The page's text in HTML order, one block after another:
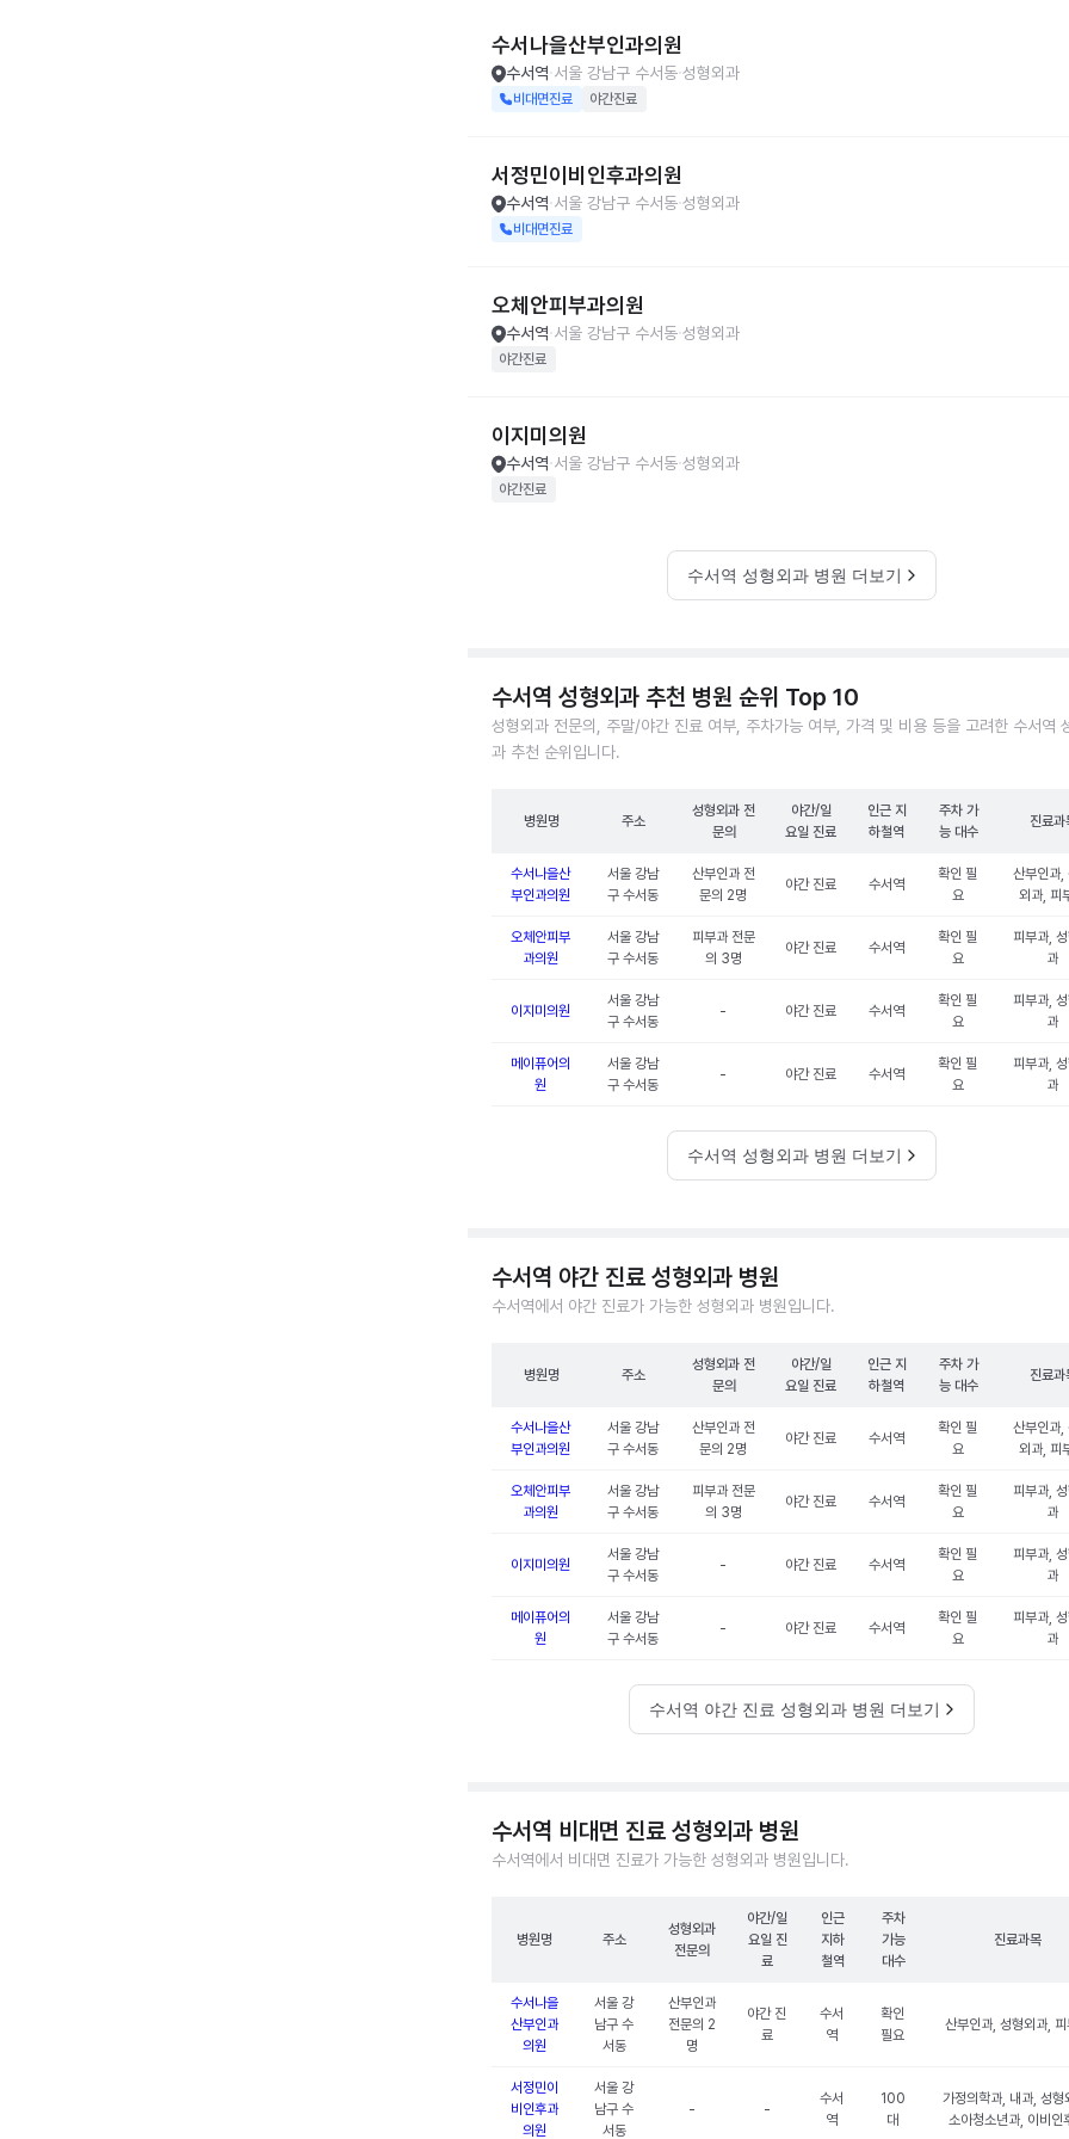
수서나을산부인과의원
수서역 서울 강남구 수서동 성형외과
비대면진료 야간진료
서정민이비인후과의원
수서역 서울 강남구 수서동 성형외과
비대면진료
오체안피부과의원
수서역 서울 강남구 수서동 성형외과
야간진료
이지미의원
수서역 서울 강남구 수서동 성형외과
야간진료
수서역 성형외과 병원 더보기
수서역 성형외과 추천 병원 순위 Top 10
성형외과 전문의, 주말/야간 진료 여부, 주차가능 여부, 가격 및 비용 등을 고려한 수서역
과 추천 순위입니다.
병원명 주소
성형외과 전
문의
야간/일
요일 진료
인근 지
하철역
주차 가
능 대수
진료과
수서나을산
부인과의원
서울 강남
구 수서동
산부인과 전
문의 2명
야간 진료 수서역
확인 필
요
산부인과,
외과, 피
오체안피부
과의원
서울 강남
구 수서동
피부과 전문
의 3명
야간 진료 수서역
확인 필
요
피부과,
과
이지미의원
서울 강남
구 수서동
- 야간 진료 수서역
확인 필
요
피부과,
과
메이퓨어의
원
서울 강남
구 수서동
- 야간 진료 수서역
확인 필
요
피부과,
과
수서역 성형외과 병원 더보기
수서역 야간 진료 성형외과 병원
수서역에서 야간 진료가 가능한 성형외과 병원입니다.
병원명 주소
성형외과 전
문의
야간/일
요일 진료
인근 지
하철역
주차 가
능 대수
진료과
수서나을산
부인과의원
서울 강남
구 수서동
산부인과 전
문의 2명
야간 진료 수서역
확인 필
요
산부인과,
외과, 피
오체안피부
과의원
서울 강남
구 수서동
피부과 전문
의 3명
야간 진료 수서역
확인 필
요
피부과,
과
이지미의원
서울 강남
구 수서동
- 야간 진료 수서역
확인 필
요
피부과,
과
메이퓨어의
원
서울 강남
구 수서동
- 야간 진료 수서역
확인 필
요
피부과,
과
수서역 야간 진료 성형외과 병원 더보기
수서역 비대면 진료 성형외과 병원
수서역에서 비대면 진료가 가능한 성형외과 병원입니다.
병원명 주소
성형외과
전문의
야간/일
요일 진
료
인근
지하
철역
주차
가능
대수
진료과목
수서나을
산부인과
의원
서울 강
남구 수
서동
산부인과
전문의 2
명
야간 진
료
수서
역
확인
필요
산부인과, 성형외과, 피
서정민이
비인후과
의원
서울 강
남구 수
서동
- -
수서
역
100
대
가정의학과, 내과, 성형
소아청소년과, 이비인